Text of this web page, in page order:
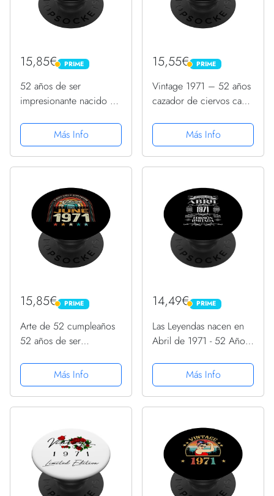
15,85€ PRIME
PRIME
52 años de ser
impresionante nacido en
cumpleaños PopSockets
PopGrip Intercambiable
Más Info
15,55€ PRIME
PRIME
Vintage 1971 – 52 años
cazador de ciervos caza
PopSockets PopGrip
Intercambiable
Más Info
15,85€ PRIME
PRIME
Arte de 52 cumpleaños
52 años de ser
en junio de 1971
PopSockets PopGrip
Intercambiable
Más Info
14,49€ PRIME
PRIME
Las Leyendas nacen en
Abril de 1971 - 52 Años
PopGrip Intercambiable
Más Info